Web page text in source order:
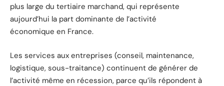
plus large du tertiaire marchand, qui représente
aujourd’hui la part dominante de l’activité
économique en France.
Les services aux entreprises (conseil, maintenance,
logistique, sous-traitance) continuent de générer de
l’activité même en récession, parce qu’ils répondent à